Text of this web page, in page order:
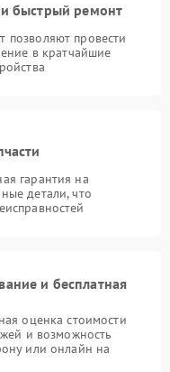
и быстрый ремонт
провести
в кратчайшие
гарантия на
детали, что
и бесплатная
оценка стоимости
и возможность
или онлайн на